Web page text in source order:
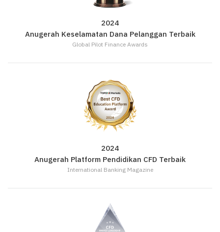
2024
Anugerah Keselamatan Dana Pelanggan Terbaik
Global Pilot Finance Awards
2024
Anugerah Platform Pendidikan CFD Terbaik
International Banking Magazine